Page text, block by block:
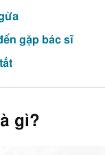
gặp bác sĩ
gì?